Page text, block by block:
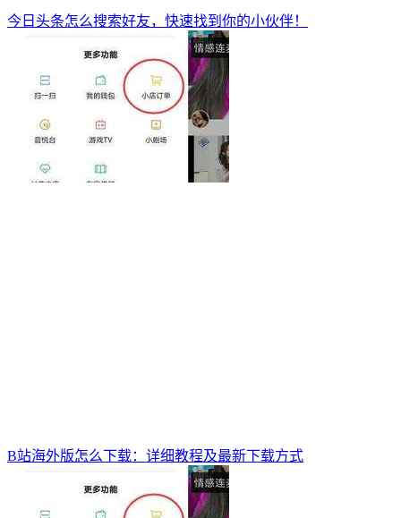
今日头条怎么搜索好友，快速找到你的小伙伴！
B站海外版怎么下载：详细教程及最新下载方式